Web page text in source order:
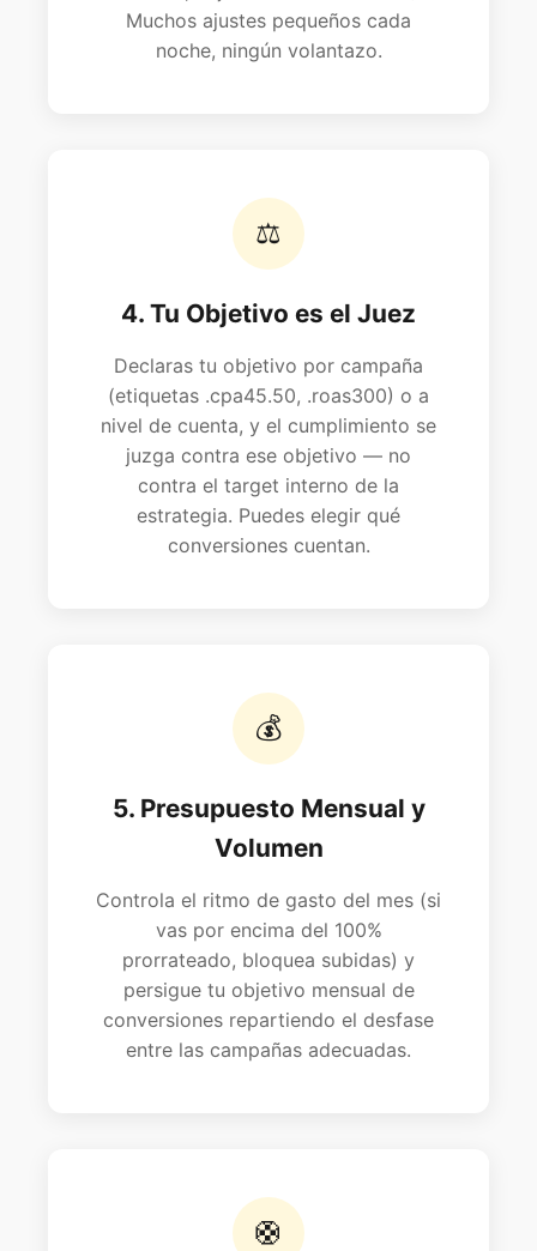
Muchos ajustes pequeños cada
noche, ningún volantazo.
⚖️
4. Tu Objetivo es el Juez
Declaras tu objetivo por campaña
(etiquetas .cpa45.50, .roas300) o a
nivel de cuenta, y el cumplimiento se
juzga contra ese objetivo — no
contra el target interno de la
estrategia. Puedes elegir qué
conversiones cuentan.
💰
5. Presupuesto Mensual y
Volumen
Controla el ritmo de gasto del mes (si
vas por encima del 100%
prorrateado, bloquea subidas) y
persigue tu objetivo mensual de
conversiones repartiendo el desfase
entre las campañas adecuadas.
🛟